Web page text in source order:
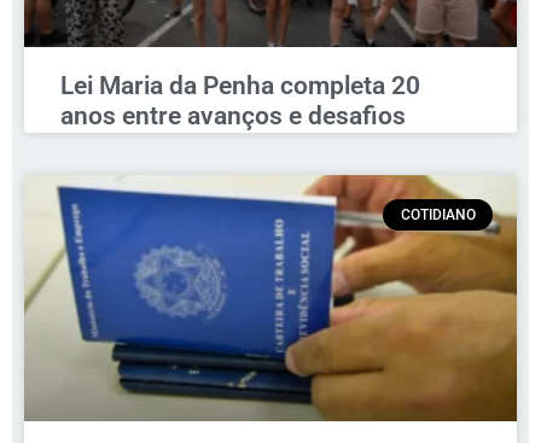
Lei Maria da Penha completa 20
anos entre avanços e desafios
COTIDIANO